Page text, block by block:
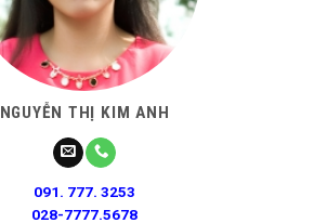
NGUYỄN THỊ KIM ANH
091. 777. 3253
028-7777.5678